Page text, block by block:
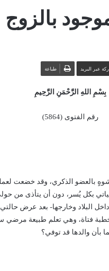
بالزوج
عبر البريد طباعة
بِسْمِ اللهِ الرَّحْمَنِ الرَّحِيمِ
رقم الفتوى (5864)
بالعضو الذكري، وقد خضعت
بكل يُسر، دون أن يتأذى من
البلاد وخارجها- بعد عرض
لخطبة فتاة، وهي تعلم طبيعة مرضي
بأن والدها قد توفي؟